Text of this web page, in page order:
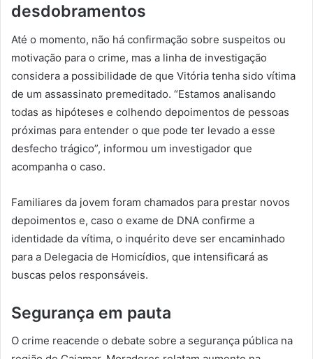
desdobramentos
Até o momento, não há confirmação sobre suspeitos ou
motivação para o crime, mas a linha de investigação
considera a possibilidade de que Vitória tenha sido vítima
de um assassinato premeditado. “Estamos analisando
todas as hipóteses e colhendo depoimentos de pessoas
próximas para entender o que pode ter levado a esse
desfecho trágico”, informou um investigador que
acompanha o caso.
Familiares da jovem foram chamados para prestar novos
depoimentos e, caso o exame de DNA confirme a
identidade da vítima, o inquérito deve ser encaminhado
para a Delegacia de Homicídios, que intensificará as
buscas pelos responsáveis.
Segurança em pauta
O crime reacende o debate sobre a segurança pública na